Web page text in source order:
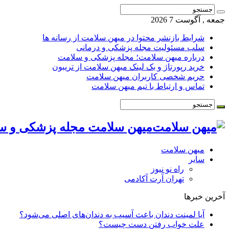
جمعه , آگوست 7 2026
شرایط بازنشر محتوا در میهن سلامت از رسانه ها
سلب مسئولیت مجله پزشکی و درمانی
درباره میهن سلامت؛ مجله پزشکی و سلامت
خرید رپورتاژ و بک لینک میهن سلامت از تریبون
حریم شخصی کاربران میهن سلامت
تماس و ارتباط با تیم میهن سلامت
میهن سلامت مجله پزشکی و
میهن سلامت
سایر
راه نو نیوز
تهران آرت آکادمی
آخرین خبرها
آیا لمینت دندان باعث آسیب به دندان‌های اصلی می‌شود؟
علت خواب رفتن دست چیست؟